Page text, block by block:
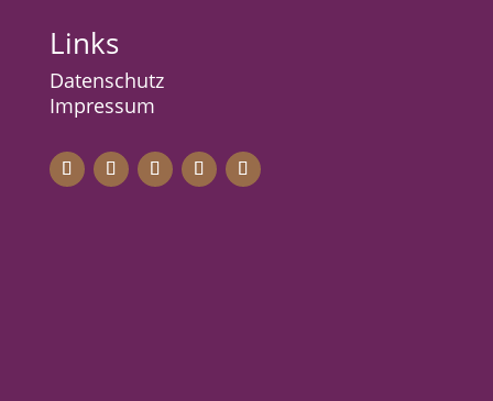
Links
Datenschutz
Impressum